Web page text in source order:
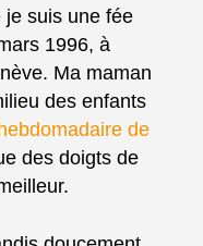
je suis une fée
1996, à
Ma maman
des enfants
de
des doigts de